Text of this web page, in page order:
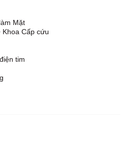
Mặt
Khoa Cấp cứu
tim